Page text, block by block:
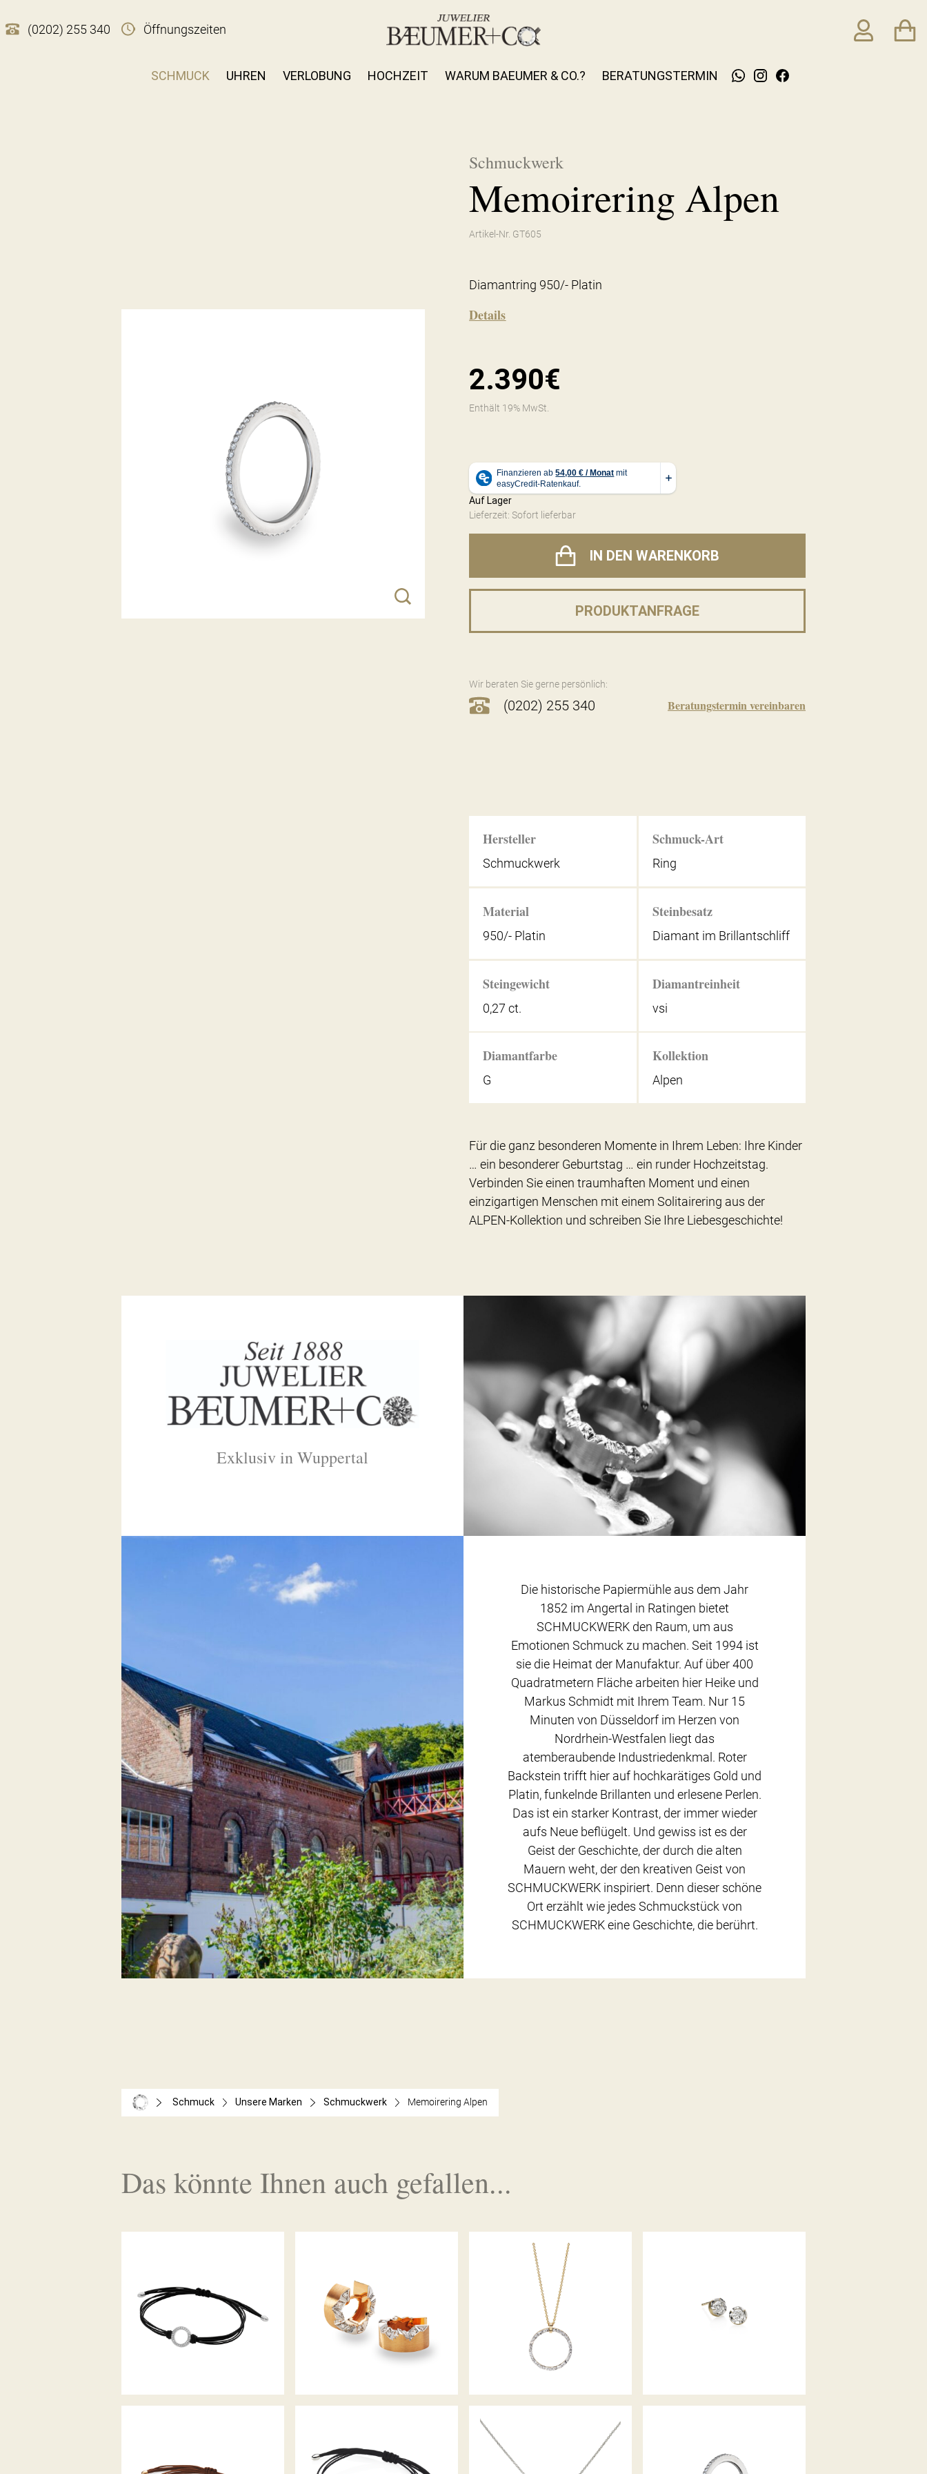
(0202) 255 340 Öffnungszeiten
SCHMUCK UHREN VERLOBUNG HOCHZEIT WARUM BAEUMER & CO.? BERATUNGSTERMIN
Schmuckwerk
Memoirering Alpen
Artikel-Nr. GT605
Diamantring 950/- Platin
Details
2.390€
Enthält 19% MwSt.
Auf Lager
Lieferzeit: Sofort lieferbar
IN DEN WARENKORB
PRODUKTANFRAGE
Wir beraten Sie gerne persönlich:
(0202) 255 340 Beratungstermin vereinbaren
Hersteller
Schmuckwerk
Schmuck-Art
Ring
Material
950/- Platin
Steinbesatz
Diamant im Brillantschliff
Steingewicht
0,27 ct.
Diamantreinheit
vsi
Diamantfarbe
G
Kollektion
Alpen
Für die ganz besonderen Momente in Ihrem Leben: Ihre Kinder
… ein besonderer Geburtstag … ein runder Hochzeitstag.
Verbinden Sie einen traumhaften Moment und einen
einzigartigen Menschen mit einem Solitairering aus der
ALPEN-Kollektion und schreiben Sie Ihre Liebesgeschichte!
Exklusiv in Wuppertal
Die historische Papiermühle aus dem Jahr
1852 im Angertal in Ratingen bietet
SCHMUCKWERK den Raum, um aus
Emotionen Schmuck zu machen. Seit 1994 ist
sie die Heimat der Manufaktur. Auf über 400
Quadratmetern Fläche arbeiten hier Heike und
Markus Schmidt mit Ihrem Team. Nur 15
Minuten von Düsseldorf im Herzen von
Nordrhein-Westfalen liegt das
atemberaubende Industriedenkmal. Roter
Backstein trifft hier auf hochkarätiges Gold und
Platin, funkelnde Brillanten und erlesene Perlen.
Das ist ein starker Kontrast, der immer wieder
aufs Neue beflügelt. Und gewiss ist es der
Geist der Geschichte, der durch die alten
Mauern weht, der den kreativen Geist von
SCHMUCKWERK inspiriert. Denn dieser schöne
Ort erzählt wie jedes Schmuckstück von
SCHMUCKWERK eine Geschichte, die berührt.
Schmuck Unsere Marken Schmuckwerk Memoirering Alpen
Das könnte Ihnen auch gefallen...
DIAMANTARMBAND SATURN ALPENCREOLEN DIAMANTCOLLIER ALPEN
DIAMANTARMBAND ALPEN DIAMANTCOLLIER ALPEN MEMOIRERING ALPEN